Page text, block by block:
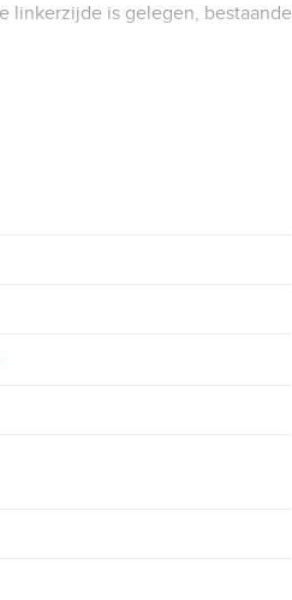
linkerzijde is gelegen, bestaande